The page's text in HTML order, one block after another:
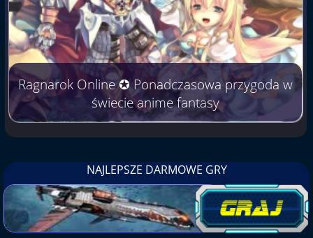
Ragnarok Online ✪ Ponadczasowa przygoda w
świecie anime fantasy
NAJLEPSZE DARMOWE GRY